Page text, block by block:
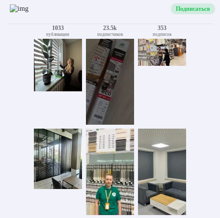
Подписаться
1033
публикации
23.5k
подписчиков
353
подписок